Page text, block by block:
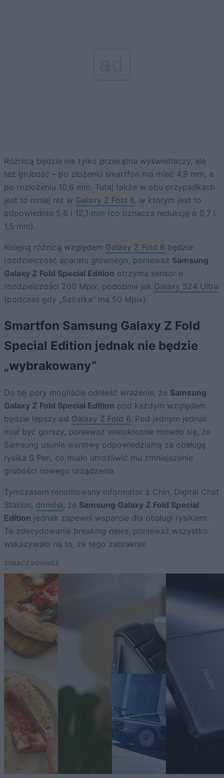
Różnicą będzie nie tylko przekątna wyświetlaczy, ale
też grubość – po złożeniu smartfon ma mieć 4,9 mm, a
po rozłożeniu 10,6 mm. Tutaj także w obu przypadkach
jest to mniej niż w Galaxy Z Fold 6, w którym jest to
odpowiednio 5,6 i 12,1 mm (co oznacza redukcję o 0,7 i
1,5 mm).
Kolejną różnicą względem Galaxy Z Fold 6 będzie
rozdzielczość aparatu głównego, ponieważ Samsung
Galaxy Z Fold Special Edition otrzyma sensor o
rozdzielczości 200 Mpix, podobnie jak Galaxy S24 Ultra
(podczas gdy „Szóstka” ma 50 Mpix).
Smartfon Samsung Galaxy Z Fold
Special Edition jednak nie będzie
„wybrakowany”
Do tej pory mogliście odnieść wrażenie, że Samsung
Galaxy Z Fold Special Edition pod każdym względem
będzie lepszy od Galaxy Z Fold 6. Pod jednym jednak
miał być gorszy, ponieważ wielokrotnie mówiło się, że
Samsung usunie warstwę odpowiedzialną za obsługę
rysika S Pen, co miało umożliwić mu zmniejszenie
grubości nowego urządzenia.
Tymczasem renomowany informator z Chin, Digital Chat
Station, doniósł, że Samsung Galaxy Z Fold Special
Edition jednak zapewni wsparcie dla obsługi rysikiem.
To zdecydowanie breaking news, ponieważ wszystko
wskazywało na to, że tego zabraknie.
ZOBACZ RÓWNIEŻ